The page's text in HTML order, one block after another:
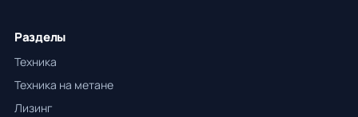
Разделы
Техника
Техника на метане
Лизинг